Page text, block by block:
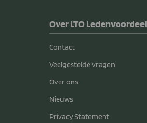
Over LTO Ledenvoordeel
Contact
Veelgestelde vragen
Over ons
Nieuws
Privacy Statement